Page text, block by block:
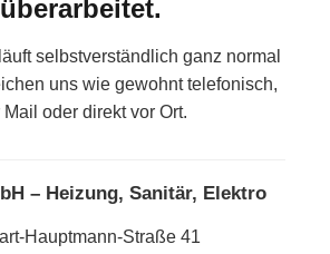
überarbeitet.
selbstverständlich ganz normal
uns wie gewohnt telefonisch,
Mail oder direkt vor Ort.
– Heizung, Sanitär, Elektro
Hauptmann-Straße 41